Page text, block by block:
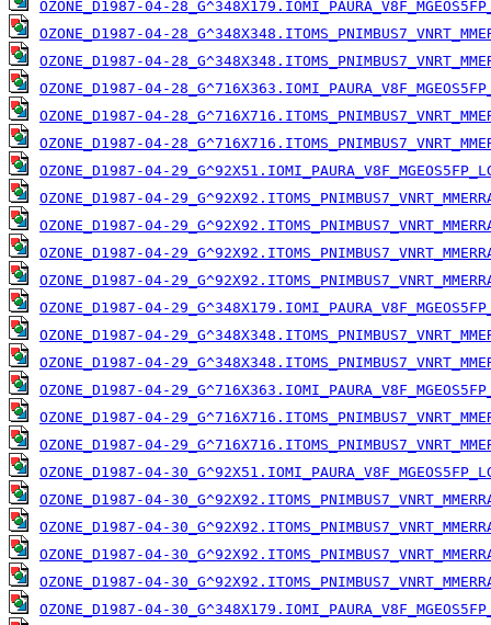
OZONE_D1987-04-
OZONE_D1987-04-
OZONE_D1987-04-
OZONE_D1987-04-
OZONE_D1987-04-
OZONE_D1987-04-
OZONE_D1987-04-
OZONE_D1987-04-
OZONE_D1987-04-
OZONE_D1987-04-
OZONE_D1987-04-
OZONE_D1987-04-
OZONE_D1987-04-
OZONE_D1987-04-
OZONE_D1987-04-
OZONE_D1987-04-
OZONE_D1987-04-
OZONE_D1987-04-
OZONE_D1987-04-
OZONE_D1987-04-
OZONE_D1987-04-
OZONE_D1987-04-
OZONE_D1987-04-